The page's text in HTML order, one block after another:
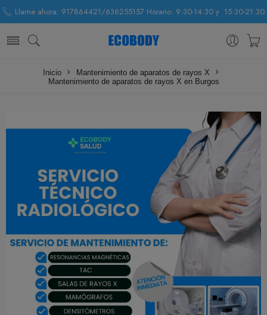
Llame ahora: 917864421/636255157 Horario: 9:30-14:30 y 15:30-21:30
Inicio
Mantenimiento de aparatos de rayos X
Mantenimiento de aparatos de rayos X en Burgos